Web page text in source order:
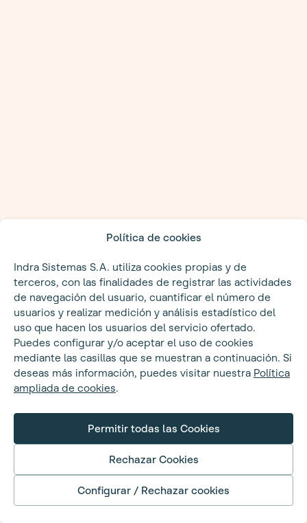
Política de cookies
Indra Sistemas S.A. utiliza cookies propias y de
terceros, con las finalidades de registrar las actividades
de navegación del usuario, cuantificar el número de
usuarios y realizar medición y análisis estadístico del
uso que hacen los usuarios del servicio ofertado.
Puedes configurar y/o aceptar el uso de cookies
mediante las casillas que se muestran a continuación. Si
deseas más información, puedes visitar nuestra Política
ampliada de cookies.
Permitir todas las Cookies
Rechazar Cookies
Configurar / Rechazar cookies